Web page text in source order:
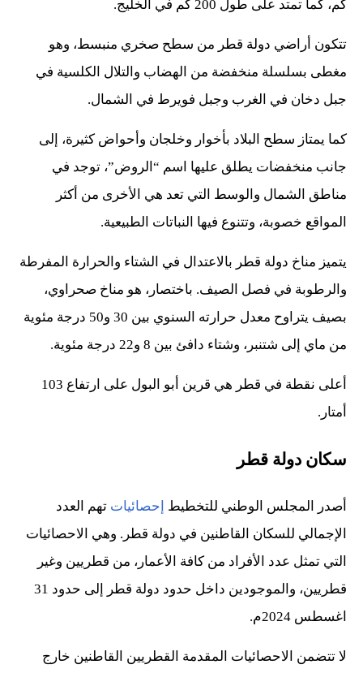
كم، كما تمتد على طول 200 كم في الخليج.
تتكون أراضي دولة قطر من سطح صخري منبسط، وهو
مغطى بسلسلة منخفضة من الهضاب والتلال الكلسية في
جبل دخان في الغرب وجبل فويرط في الشمال.
كما يمتاز سطح البلاد بأخوار وخلجان وأحواض كثيرة، إلى
جانب منخفضات يطلق عليها اسم “الروض”، توجد في
مناطق الشمال والوسط التي تعد هي الأخرى من أكثر
المواقع خصوبة، وتتنوع فيها النباتات الطبيعية.
يتميز مناخ دولة قطر بالاعتدال في الشتاء والحرارة المفرطة
والرطوبة في فصل الصيف. باختصار، هو مناخ صحراوي،
بصيف يتراوح معدل حرارته السنوي بين 30 و50 درجة مئوية
من ماي إلى شتنبر، وشتاء دافئ بين 8 و22 درجة مئوية.
أعلى نقطة في قطر هي قرين أبو البول على ارتفاع 103
أمتار.
سكان دولة قطر
أصدر ​​​​​​​​​​​​​​​​​​​​​​​​​​​​​​​​​​​​المجلس الوطني للتخطيط إحصائيات تهم العدد
الإجمالي للسكان القاطنين في دولة قطر. وهي الاحصائيات
التي تمثل عدد الأفراد من كافة الأعمار، من قطريين وغير
قطريين، والموجودين داخل حدود دولة قطر إلى حدود 31
اغسطس 2024م.
لا تتضمن الاحصائيات المقدمة القطريين القاطنين خارج